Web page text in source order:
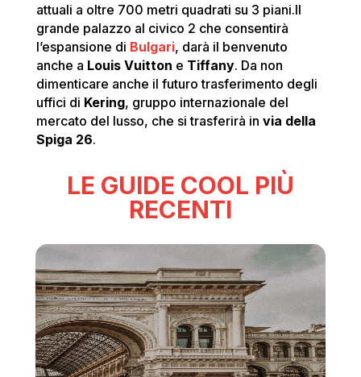
attuali a oltre 700 metri quadrati su 3 piani.Il
grande palazzo al civico 2 che consentirà
l’espansione di Bulgari, darà il benvenuto
anche a Louis Vuitton e Tiffany. Da non
dimenticare anche il futuro trasferimento degli
uffici di Kering, gruppo internazionale del
mercato del lusso, che si trasferirà in via della
Spiga 26.
LE GUIDE COOL PIÙ
RECENTI